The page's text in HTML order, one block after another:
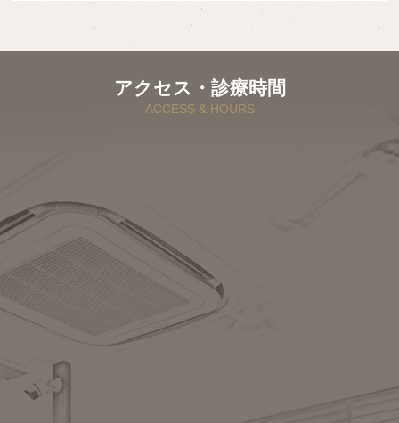
アクセス・診療時間
ACCESS & HOURS